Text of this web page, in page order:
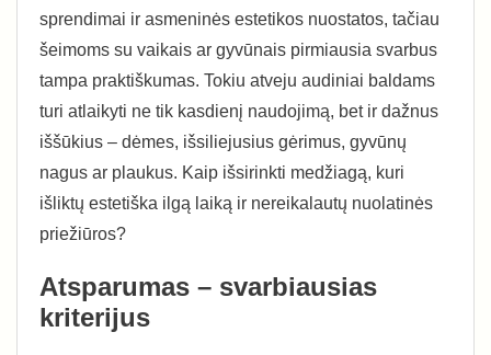
sprendimai ir asmeninės estetikos nuostatos, tačiau
šeimoms su vaikais ar gyvūnais pirmiausia svarbus
tampa praktiškumas. Tokiu atveju audiniai baldams
turi atlaikyti ne tik kasdienį naudojimą, bet ir dažnus
iššūkius – dėmes, išsiliejusius gėrimus, gyvūnų
nagus ar plaukus. Kaip išsirinkti medžiagą, kuri
išliktų estetiška ilgą laiką ir nereikalautų nuolatinės
priežiūros?
Atsparumas – svarbiausias
kriterijus